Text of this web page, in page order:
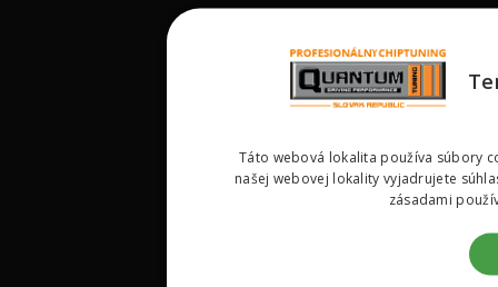
Táto webová lokalita používa súbory
našej webovej lokality vyjadrujete
zásadami